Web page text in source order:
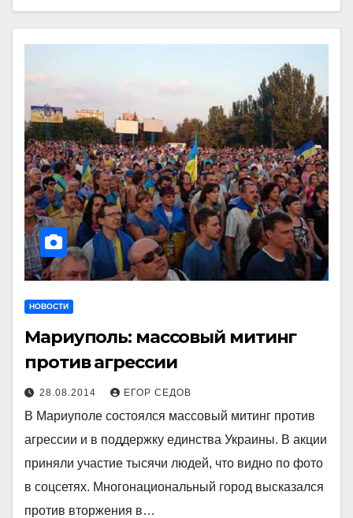
НОВОСТИ
Мариуполь: массовый митинг
против агрессии
28.08.2014 ЕГОР СЕДОВ
В Мариуполе состоялся массовый митинг против
агрессии и в поддержку единства Украины. В акции
приняли участие тысячи людей, что видно по фото
в соцсетях. Многонациональный город высказался
против вторжения в…